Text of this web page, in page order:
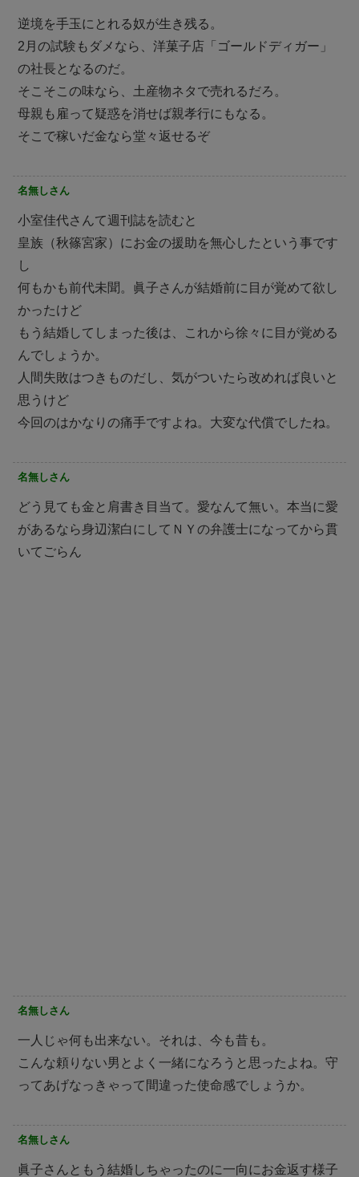
逆境を手玉にとれる奴が生き残る。
2月の試験もダメなら、洋菓子店「ゴールドディガー」
の社長となるのだ。
そこそこの味なら、土産物ネタで売れるだろ。
母親も雇って疑惑を消せば親孝行にもなる。
そこで稼いだ金なら堂々返せるぞ
名無しさん
小室佳代さんて週刊誌を読むと
皇族（秋篠宮家）にお金の援助を無心したという事です
し
何もかも前代未聞。眞子さんが結婚前に目が覚めて欲し
かったけど
もう結婚してしまった後は、これから徐々に目が覚める
んでしょうか。
人間失敗はつきものだし、気がついたら改めれば良いと
思うけど
今回のはかなりの痛手ですよね。大変な代償でしたね。
名無しさん
どう見ても金と肩書き目当て。愛なんて無い。本当に愛
があるなら身辺潔白にしてＮＹの弁護士になってから貫
いてごらん
名無しさん
一人じゃ何も出来ない。それは、今も昔も。
こんな頼りない男とよく一緒になろうと思ったよね。守
ってあげなっきゃって間違った使命感でしょうか。
名無しさん
眞子さんともう結婚しちゃったのに一向にお金返す様子